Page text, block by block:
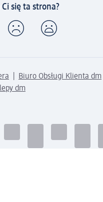
się ta strona?
Biuro Obsługi Klienta dm
dm